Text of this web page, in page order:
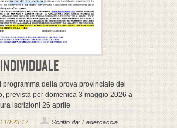
programma della prova provinciale del
prevista per domenica 3 maggio 2026 a
iscrizioni 26 aprile
10:23:17
Scritto da: Federcaccia